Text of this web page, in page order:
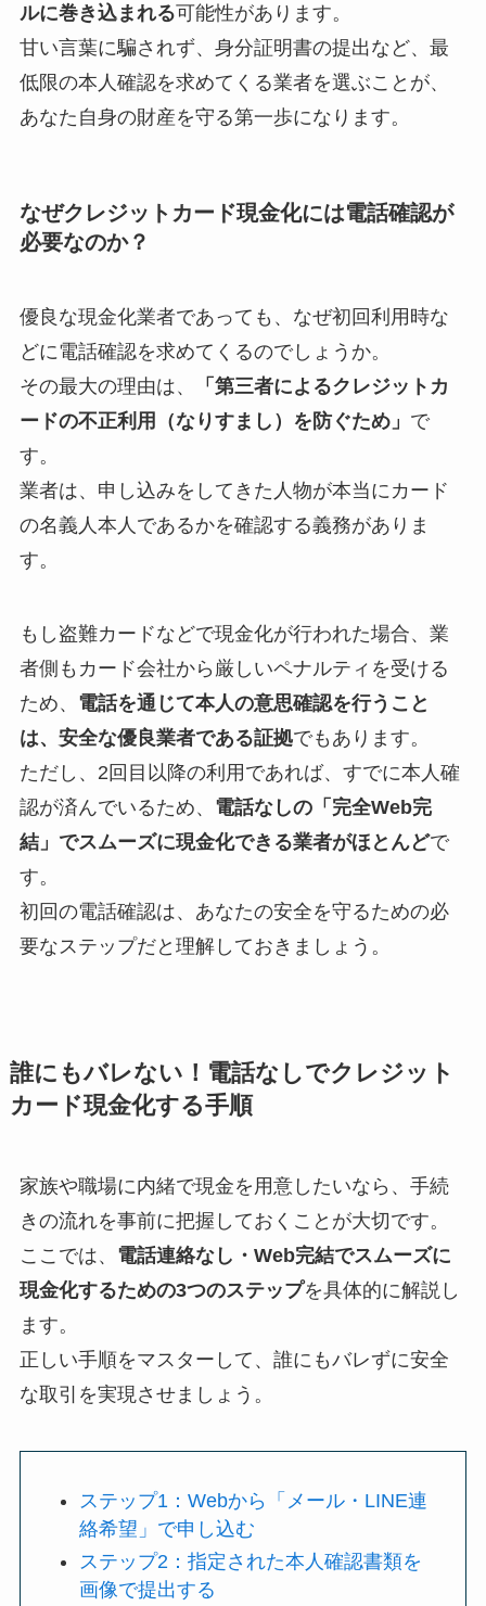
ルに巻き込まれる可能性があります。
甘い言葉に騙されず、身分証明書の提出など、最
低限の本人確認を求めてくる業者を選ぶことが、
あなた自身の財産を守る第一歩になります。
なぜクレジットカード現金化には電話確認が
必要なのか？
優良な現金化業者であっても、なぜ初回利用時な
どに電話確認を求めてくるのでしょうか。
その最大の理由は、
「第三者によるクレジットカ
ードの不正利用（なりすまし）を防ぐため」 で
す。
業者は、申し込みをしてきた人物が本当にカード
の名義人本人であるかを確認する義務がありま
す。
もし盗難カードなどで現金化が行われた場合、業
者側もカード会社から厳しいペナルティを受ける
ため、 電話を通じて本人の意思確認を行うこと
は、安全な優良業者である証拠でもあります。
ただし、2回目以降の利用であれば、すでに本人確
認が済んでいるため、 電話なしの「完全Web完
結」でスムーズに現金化できる業者がほとんどで
す。
初回の電話確認は、あなたの安全を守るための必
要なステップだと理解しておきましょう。
誰にもバレない！電話なしでクレジット
カード現金化する手順
家族や職場に内緒で現金を用意したいなら、手続
きの流れを事前に把握しておくことが大切です。
ここでは、 電話連絡なし・Web完結でスムーズに
現金化するための3つのステップを具体的に解説し
ます。
正しい手順をマスターして、誰にもバレずに安全
な取引を実現させましょう。
ステップ1：Webから「メール・LINE連
絡希望」で申し込む
ステップ2：指定された本人確認書類を
画像で提出する